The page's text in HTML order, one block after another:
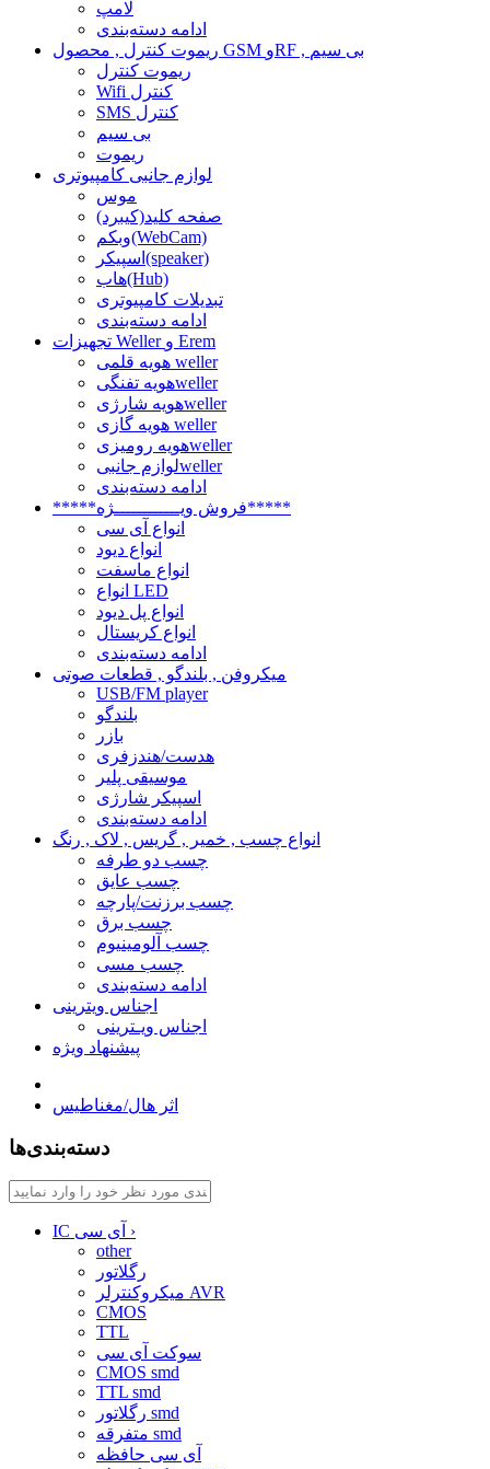
لامپ
ادامه دسته‌بندی
ریموت کنترل , محصول GSM وRF , بی سیم
ریموت کنترل
Wifi کنترل
SMS کنترل
بی سیم
ریموت
لوازم جانبی کامپیوتری
موس
صفحه کلید(کیبرد)
وبکم(WebCam)
اسپیکر(speaker)
هاب(Hub)
تبدیلات کامپیوتری
ادامه دسته‌بندی
تجهیزات Weller و Erem
هویه قلمی weller
هویه تفنگیweller
هویه شارژیweller
هویه گازی weller
هویه رومیزیweller
لوازم جانبیweller
ادامه دسته‌بندی
*****فروش ویــــــــــــژه*****
انواع آی سی
انواع دیود
انواع ماسفت
انواع LED
انواع پل دیود
انواع کریستال
ادامه دسته‌بندی
میکروفن , بلندگو , قطعات صوتی
USB/FM player
بلندگو
بازر
هدست/هندزفری
موسیقی پلیر
اسپیکر شارژی
ادامه دسته‌بندی
انواع چسب , خمیر , گریس , لاک , رنگ
چسب دو طرفه
چسب عایق
چسب برزنت/پارچه
چسب برق
چسب آلومینیوم
چسب مسی
ادامه دسته‌بندی
اجناس ویترینی
اجناس ویـترینی
پیشنهاد ویژه
اثر هال/مغناطیس
دسته‌بندی‌ها
›
other
رگلاتور
میکروکنترلر AVR
CMOS
TTL
سوکت آی سی
CMOS smd
TTL smd
رگلاتور smd
متفرقه smd
آی سی حافظه